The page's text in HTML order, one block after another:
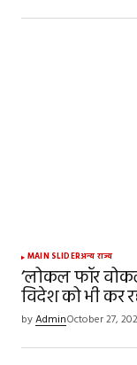
MAIN SLIDERअन्य राज्य
‘लोकल फॉर
विदेश को भी कर
byAdminOctober 27,